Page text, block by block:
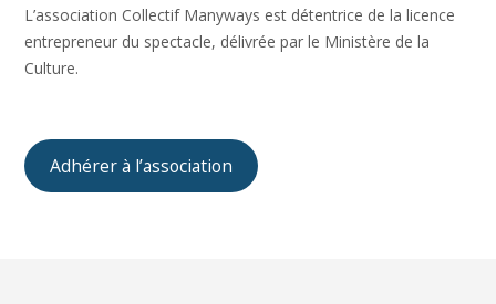
L’association Collectif Manyways est détentrice de la licence
entrepreneur du spectacle, délivrée par le Ministère de la
Culture.
Adhérer à l’association